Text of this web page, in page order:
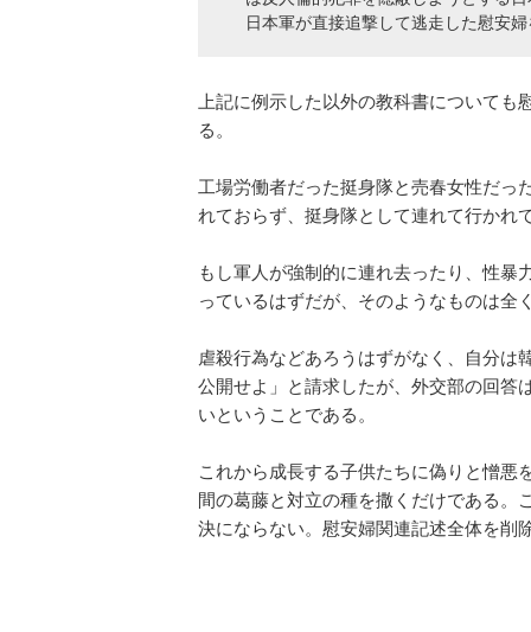
日本軍が直接追撃して逃走した慰安婦
上記に例示した以外の教科書について
る。
工場労働者だった挺身隊と売春女性だっ
れておらず、挺身隊として連れて行かれ
もし軍人が強制的に連れ去ったり、性暴
っているはずだが、そのようなものは全
虐殺行為などあろうはずがなく、自分は
公開せよ」と請求したが、外交部の回答
いということである。
これから成長する子供たちに偽りと憎悪
間の葛藤と対立の種を撒くだけである。
決にならない。慰安婦関連記述全体を削